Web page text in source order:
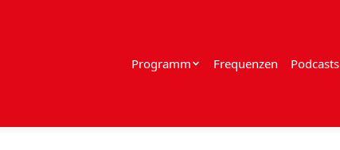
Programm Frequenzen Podcasts